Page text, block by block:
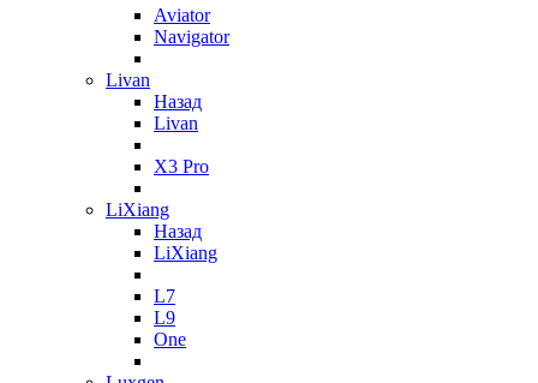
Aviator
Navigator
Livan
Назад
Livan
X3 Pro
LiXiang
Назад
LiXiang
L7
L9
One